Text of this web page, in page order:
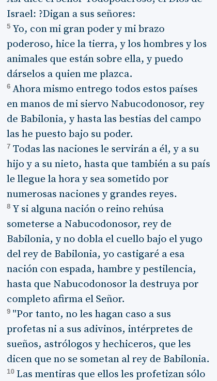
Israel: ?Digan a sus señores:
5 Yo, con mi gran poder y mi brazo
poderoso, hice la tierra, y los hombres y los
animales que están sobre ella, y puedo
dárselos a quien me plazca.
6 Ahora mismo entrego todos estos países
en manos de mi siervo Nabucodonosor, rey
de Babilonia, y hasta las bestias del campo
las he puesto bajo su poder.
7 Todas las naciones le servirán a él, y a su
hijo y a su nieto, hasta que también a su país
le llegue la hora y sea sometido por
numerosas naciones y grandes reyes.
8 Y si alguna nación o reino rehúsa
someterse a Nabucodonosor, rey de
Babilonia, y no dobla el cuello bajo el yugo
del rey de Babilonia, yo castigaré a esa
nación con espada, hambre y pestilencia,
hasta que Nabucodonosor la destruya por
completo afirma el Señor.
9 "Por tanto, no les hagan caso a sus
profetas ni a sus adivinos, intérpretes de
sueños, astrólogos y hechiceros, que les
dicen que no se sometan al rey de Babilonia.
10 Las mentiras que ellos les profetizan sólo